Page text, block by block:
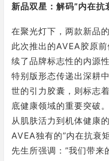
新品双星：解码”内在抗
在聚光灯下，两款新品
此次推出的AVEA胶原
续了品牌标志性的内源
特别版形态传递出深耕
世的引力胶囊，则标志
底健康领域的重要突破
从肌肤活力到机体健康
AVEA独有的”内在抗衰
先生所强调：”我们带来